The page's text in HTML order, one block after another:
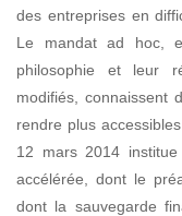
des entreprises en
Le mandat ad hoc,
philosophie et leur
modifiés, connaissent
rendre plus
12 mars 2014
accélérée, dont le
dont la sauvegarde